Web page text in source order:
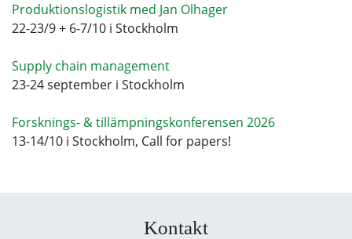
Produktionslogistik med Jan Olhager
22-23/9 + 6-7/10 i Stockholm
Supply chain management
23-24 september i Stockholm
Forsknings- & tillämpningskonferensen 2026
13-14/10 i Stockholm, Call for papers!
Kontakt